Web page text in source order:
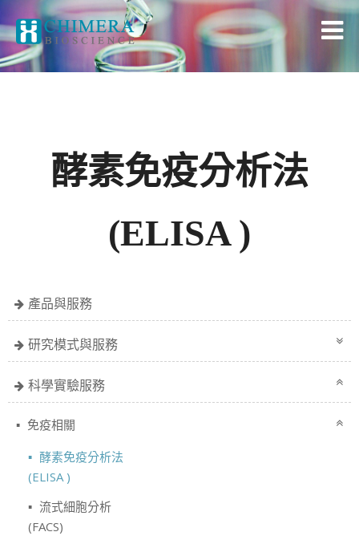
酵素免疫分析法
(ELISA )
產品與服務
研究模式與服務
科學實驗服務
免疫相關
酵素免疫分析法
(ELISA )
流式細胞分析
(FACS)